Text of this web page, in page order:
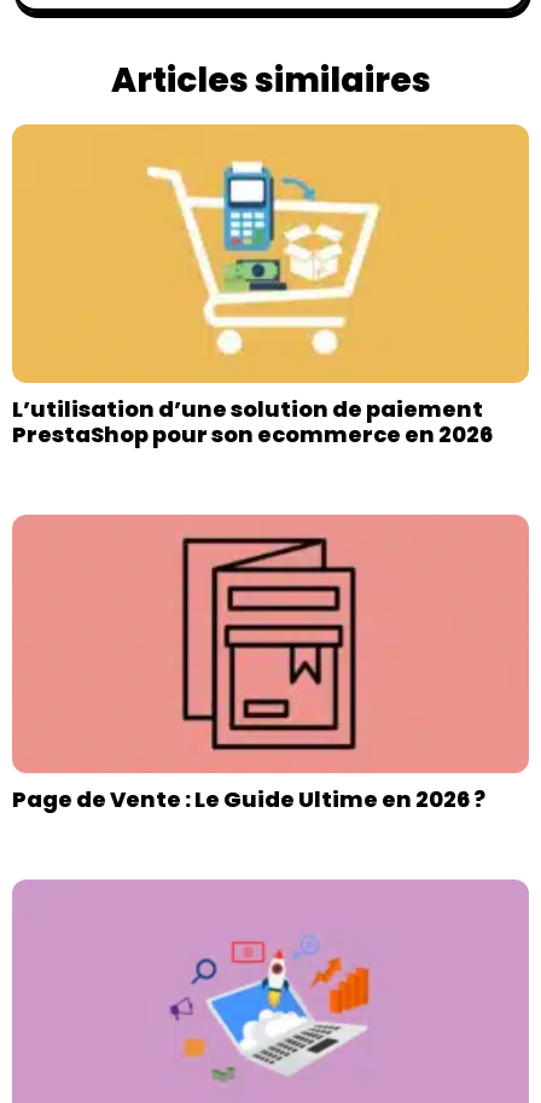
Articles similaires
L’utilisation d’une solution de paiement
PrestaShop pour son ecommerce en 2026
Page de Vente : Le Guide Ultime en 2026 ?